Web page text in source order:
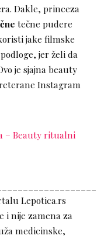
Dakle, princeza
tečne pudere
jake filmske
jer želi da
je sjajna beauty
Instagram
– Beauty ritualni
Lepotica.rs
i nije zamena za
medicinske,